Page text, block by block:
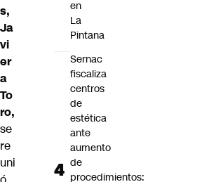
s,
Ja
vi
er
a
To
ro,
se
re
uni
en
La
Pintana
Sernac
fiscaliza
centros
de
estética
ante
aumento
de
procedimientos: